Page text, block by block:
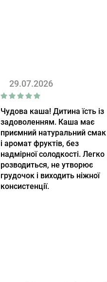
29.07.2026
Чудова каша! Дитина їсть із
задоволенням. Каша має
приємний натуральний смак
і аромат фруктів, без
надмірної солодкості. Легко
розводиться, не утворює
грудочок і виходить ніжної
консистенції.